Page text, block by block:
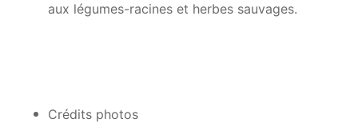
aux légumes-racines et herbes sauvages.
Crédits photos